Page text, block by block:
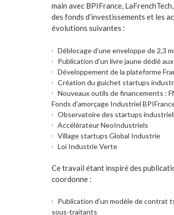
main avec BPIFrance,
des fonds d’investissements et les
évolutions suivantes :
Déblocage d’une enveloppe de 2,3
Publication d’un livre jaune dédié
Développement de la plateforme
Création du guichet startups
Nouveaux outils de financements :
Fonds d’amorçage Industriel
Observatoire des startups
Accélérateur NeoIndustriels
Village startups Global Industrie
Loi Industrie Verte
Ce travail étant inspiré des
coordonne :
Publication d’un modèle de
sous-traitants